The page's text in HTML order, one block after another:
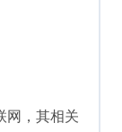
网，其相关